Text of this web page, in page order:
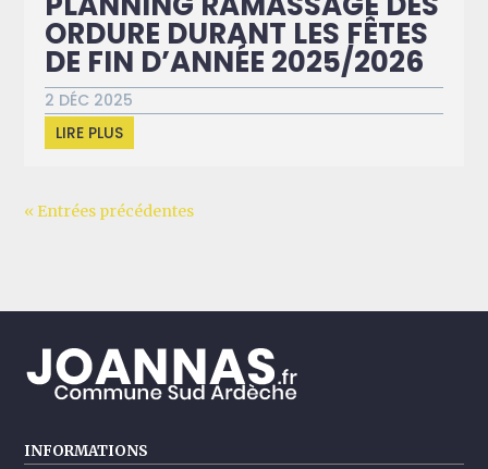
ORDURE DURANT LES FÊTES
DE FIN D’ANNÉE 2025/2026
2 DÉC 2025
LIRE PLUS
« Entrées précédentes
INFORMATIONS